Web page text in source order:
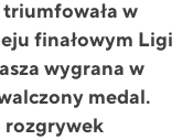
w
finałowym Ligi
wygrana w
medal.
rozgrywek